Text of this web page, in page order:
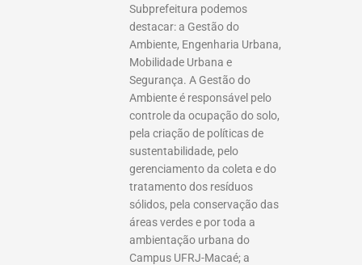
Subprefeitura podemos
destacar: a Gestão do
Ambiente, Engenharia Urbana,
Mobilidade Urbana e
Segurança. A Gestão do
Ambiente é responsável pelo
controle da ocupação do solo,
pela criação de políticas de
sustentabilidade, pelo
gerenciamento da coleta e do
tratamento dos resíduos
sólidos, pela conservação das
áreas verdes e por toda a
ambientação urbana do
Campus UFRJ-Macaé; a